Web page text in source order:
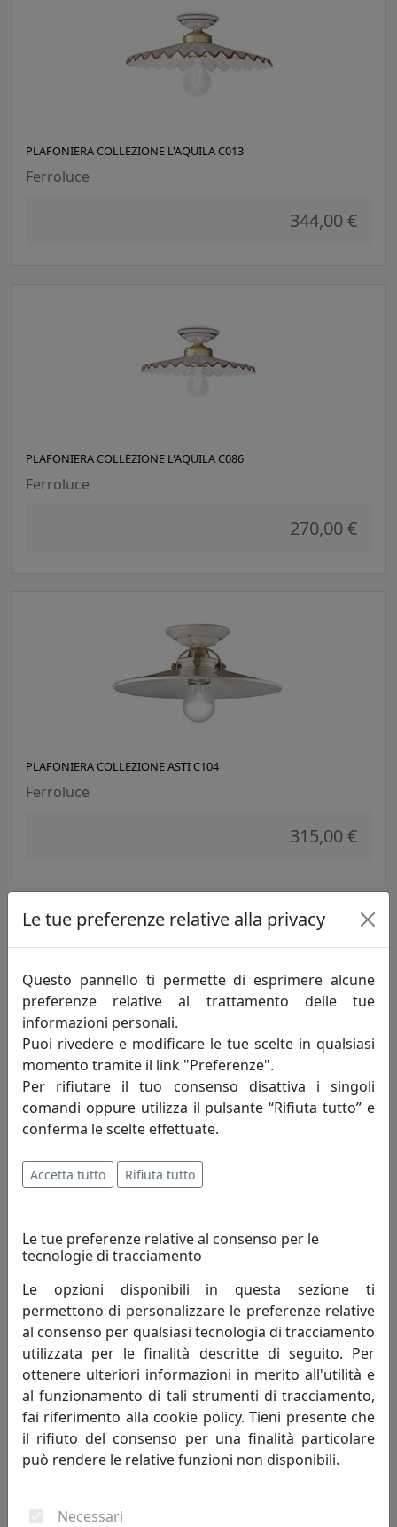
PLAFONIERA COLLEZIONE L'AQUILA C013
Ferroluce
344,00 €
PLAFONIERA COLLEZIONE L'AQUILA C086
Ferroluce
270,00 €
PLAFONIERA COLLEZIONE ASTI C104
Ferroluce
315,00 €
PLAFONIERA COLLEZIONE ASTI C105
Ferroluce
PLAFONIERA COLLEZIONE CAPUA C112
Ferroluce
333,00 €
Le tue preferenze relative alla privacy
Questo pannello ti permette di esprimere alcune
preferenze relative al trattamento delle tue
informazioni personali.
Puoi rivedere e modificare le tue scelte in qualsiasi
momento tramite il link "Preferenze".
Per rifiutare il tuo consenso disattiva i singoli
comandi oppure utilizza il pulsante “Rifiuta tutto” e
conferma le scelte effettuate.
Accetta tutto Rifiuta tutto
Le tue preferenze relative al consenso per le
tecnologie di tracciamento
Le opzioni disponibili in questa sezione ti
permettono di personalizzare le preferenze relative
al consenso per qualsiasi tecnologia di tracciamento
utilizzata per le finalità descritte di seguito. Per
ottenere ulteriori informazioni in merito all'utilità e
al funzionamento di tali strumenti di tracciamento,
fai riferimento alla cookie policy. Tieni presente che
il rifiuto del consenso per una finalità particolare
può rendere le relative funzioni non disponibili.
Necessari